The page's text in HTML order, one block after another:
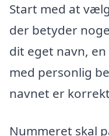
Start med at
der betyder
dit eget navn,
med personlig
navnet er
Nummeret skal